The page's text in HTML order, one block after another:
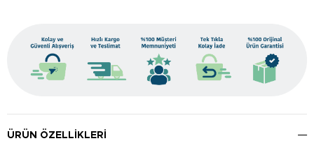
ÜRÜN ÖZELLIKLERI